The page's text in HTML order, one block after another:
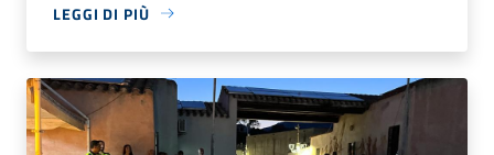
LEGGI DI PIÙ